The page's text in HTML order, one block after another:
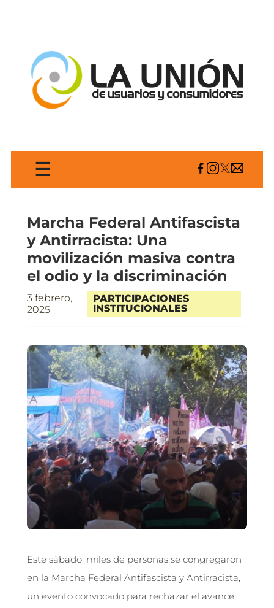
☰
Marcha Federal Antifascista
y Antirracista: Una
movilización masiva contra
el odio y la discriminación
3 febrero,
2025
PARTICIPACIONES
INSTITUCIONALES
Este sábado, miles de personas se congregaron
en la Marcha Federal Antifascista y Antirracista,
un evento convocado para rechazar el avance